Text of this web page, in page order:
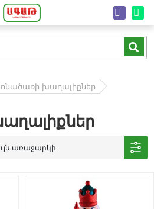
խաղալիքներ
առաջարկի